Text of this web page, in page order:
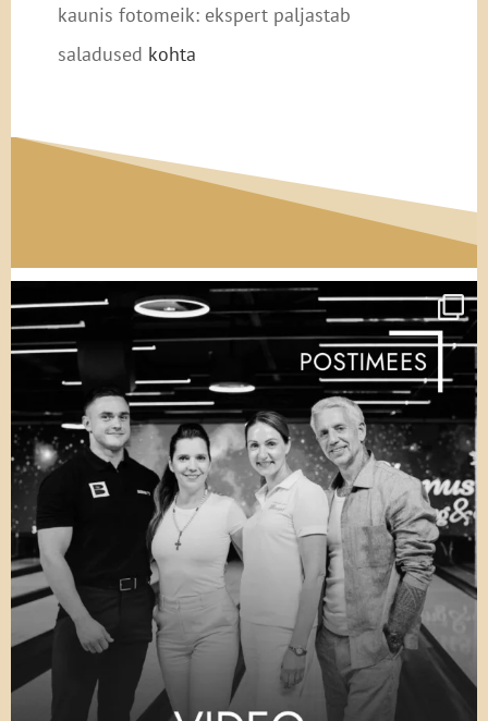
kaunis fotomeik: ekspert paljastab
saladused kohta